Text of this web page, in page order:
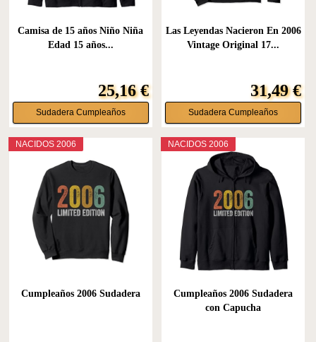
Camisa de 15 años Niño Niña
Edad 15 años...
25,16 €
Sudadera Cumpleaños
Las Leyendas Nacieron En 2006
Vintage Original 17...
31,49 €
Sudadera Cumpleaños
NACIDOS 2006
Cumpleaños 2006 Sudadera
NACIDOS 2006
Cumpleaños 2006 Sudadera
con Capucha